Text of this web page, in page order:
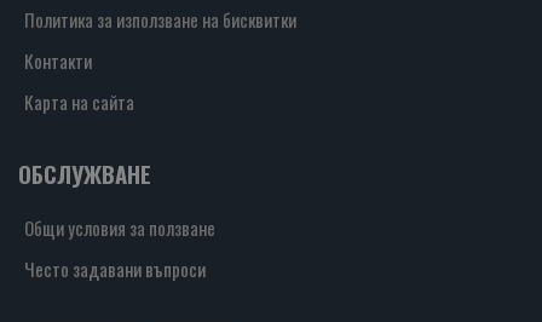
Политика за използване на бисквитки
Контакти
Карта на сайта
ОБСЛУЖВАНЕ
Общи условия за ползване
Често задавани въпроси